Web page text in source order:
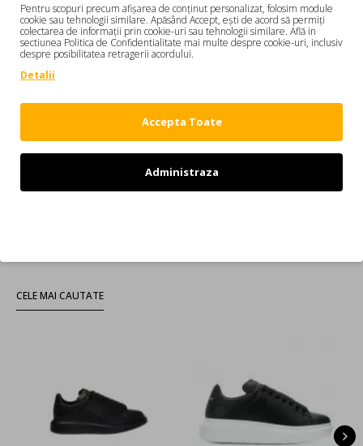
Sneakers BALENCIAGA, Women's Track Signature Sneaker in Beige/pink Sneakers BALENCIAGA, Women's 3xl Sneaker in Black/silver
4.999,00 RON
1 2 3 4 5
6
CELE MAI CAUTATE
Pentru scopuri precum afișarea de conținut personalizat, folosim module
cookie sau tehnologii similare. Apăsând Accept, ești de acord să permiți
colectarea de informații prin cookie-uri sau tehnologii similare. Află in
sectiunea Politica de Confidentialitate mai multe despre cookie-uri, inclusiv
despre posibilitatea retragerii acordului.
Detalii
Accepta Toate
Administraza